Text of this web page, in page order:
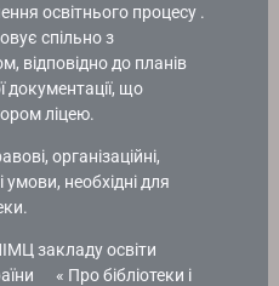
освітнього процесу .
спільно з
відповідно до планів
документації, що
ліцею.
організаційні,
умови, необхідні для
закладу освіти
« Про бібліотеки і